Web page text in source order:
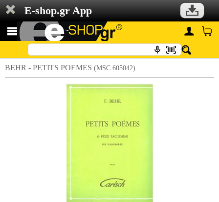
E-shop.gr App
BEHR - PETITS POEMES (MSC.605042)